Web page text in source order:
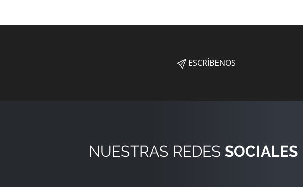
ESCRÍBENOS
NUESTRAS REDES SOCIALES